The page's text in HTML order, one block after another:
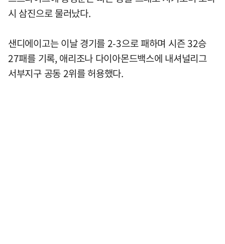
시 삼진으로 물러났다.
샌디에이고는 이날 경기를 2-3으로 패하며 시즌 32승
27패를 기록, 애리조나 다이아몬드백스에 내셔널리그
서부지구 공동 2위를 허용했다.